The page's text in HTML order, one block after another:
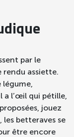
par le
rendu assiette.
légume,
a l’œil qui pétille,
jouez
les betteraves se
être encore